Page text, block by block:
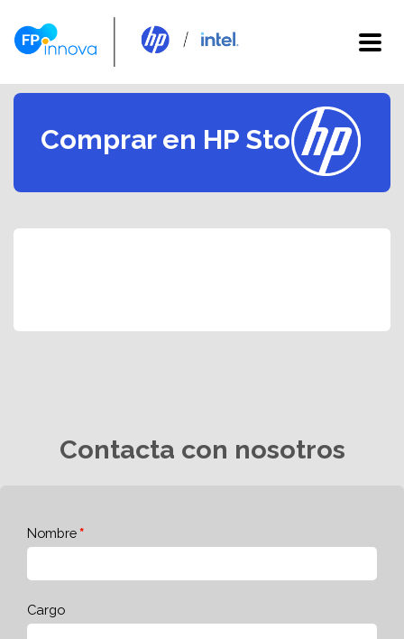
Comprar en HP Store
Contacta con nosotros
Nombre
Cargo